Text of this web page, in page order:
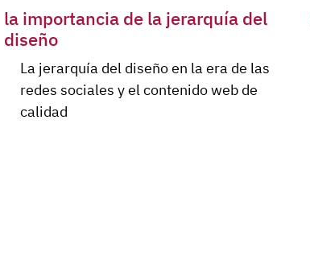
la importancia de la jerarquía del
diseño
La jerarquía del diseño en la era de las
redes sociales y el contenido web de
calidad